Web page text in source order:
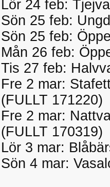
Lör 24 feb:
Sön 25 feb:
Sön 25 feb:
Mån 26 feb:
Tis 27 feb:
Fre 2 mar:
(FULLT 171220)
Fre 2 mar:
(FULLT 170319)
Lör 3 mar:
Sön 4 mar: